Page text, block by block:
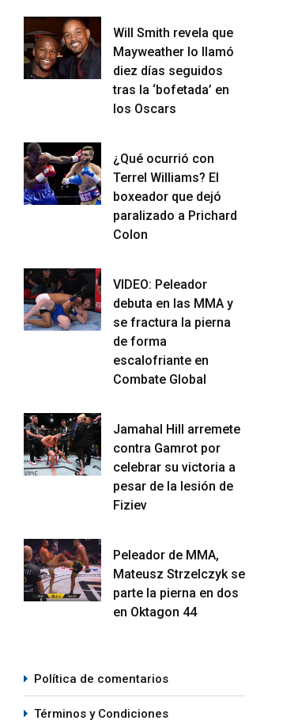
Will Smith revela que
Mayweather lo llamó
diez días seguidos
tras la ‘bofetada’ en
los Oscars
¿Qué ocurrió con
Terrel Williams? El
boxeador que dejó
paralizado a Prichard
Colon
VIDEO: Peleador
debuta en las MMA y
se fractura la pierna
de forma
escalofriante en
Combate Global
Jamahal Hill arremete
contra Gamrot por
celebrar su victoria a
pesar de la lesión de
Fiziev
Peleador de MMA,
Mateusz Strzelczyk se
parte la pierna en dos
en Oktagon 44
Política de comentarios
Términos y Condiciones